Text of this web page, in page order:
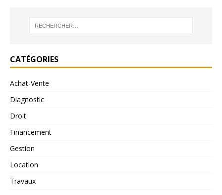
CATÉGORIES
Achat-Vente
Diagnostic
Droit
Financement
Gestion
Location
Travaux